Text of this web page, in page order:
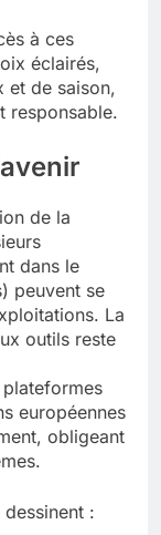
à ces
éclairés,
et de saison,
responsable.
de la
dans le
peuvent se
La
outils reste
européennes
obligeant
dessinent :